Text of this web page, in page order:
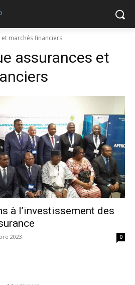
marchés financiers
assurances et
à l’investissement des
2023 0